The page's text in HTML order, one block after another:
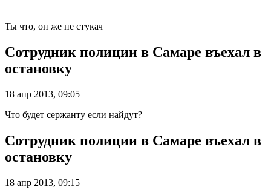
Ты что, он же не стукач
Сотрудник полиции в Самаре въехал в
остановку
18 апр 2013, 09:05
Что будет сержанту если найдут?
Сотрудник полиции в Самаре въехал в
остановку
18 апр 2013, 09:15